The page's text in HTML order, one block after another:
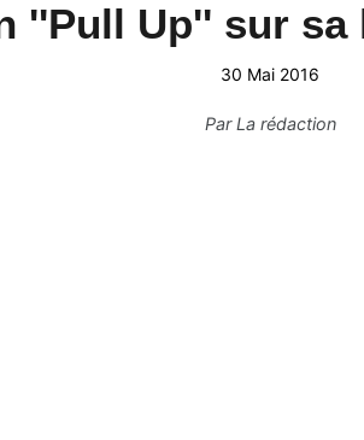
''Pull Up'' sur
30 Mai 2016
ParLa rédaction